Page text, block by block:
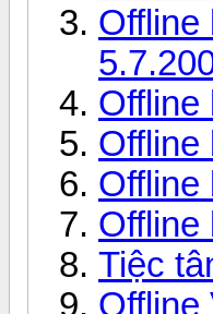
Offline
Offline
Offline
Offline
Offline
Tiệc
Offline